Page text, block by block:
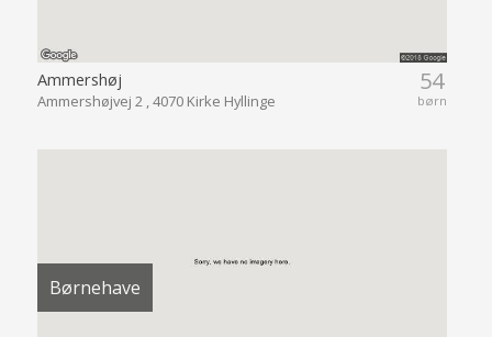
54
børn
Ammershøj
Ammershøjvej 2 , 4070 Kirke Hyllinge
Børnehave